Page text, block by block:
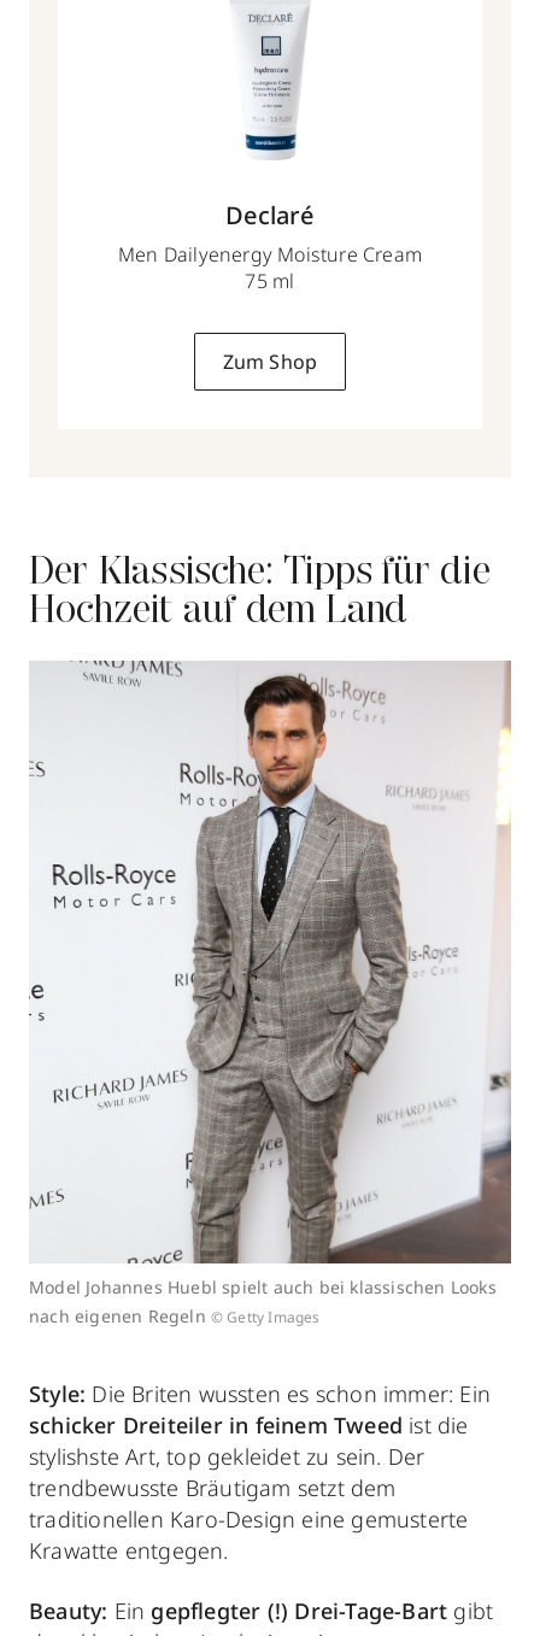
Declaré
Men Dailyenergy Moisture Cream
75 ml
Zum Shop
Der Klassische: Tipps für die
Hochzeit auf dem Land
Model Johannes Huebl spielt auch bei klassischen Looks
nach eigenen Regeln © Getty Images
Style: Die Briten wussten es schon immer: Ein
schicker Dreiteiler in feinem Tweed ist die
stylishste Art, top gekleidet zu sein. Der
trendbewusste Bräutigam setzt dem
traditionellen Karo-Design eine gemusterte
Krawatte entgegen.
Beauty: Ein gepflegter (!) Drei-Tage-Bart gibt